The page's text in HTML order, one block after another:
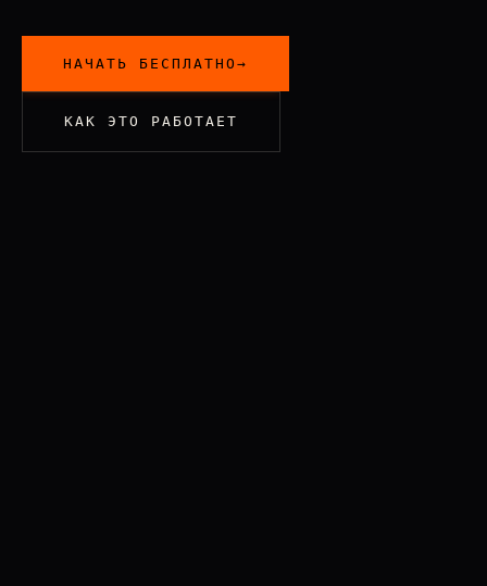
НАЧАТЬ БЕСПЛАТНО→
КАК ЭТО РАБОТАЕТ